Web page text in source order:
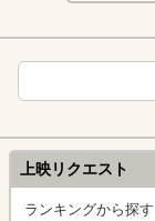
上映リクエスト
ランキングから探す